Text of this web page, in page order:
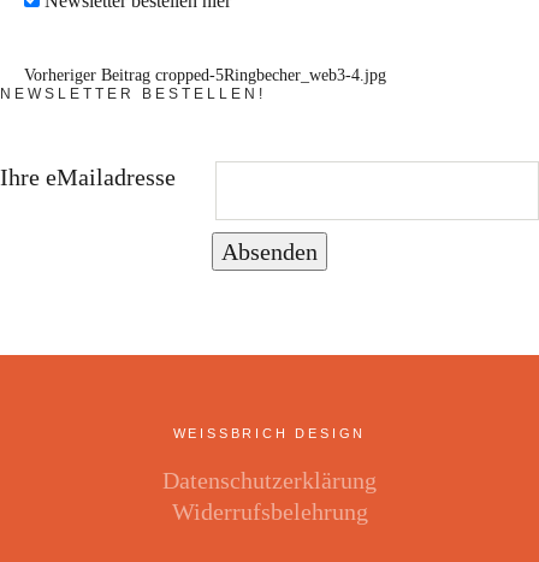
Vorheriger Beitrag cropped-5Ringbecher_web3-4.jpg
NEWSLETTER BESTELLEN!
Ihre eMailadresse
Absenden
WEISSBRICH DESIGN
Datenschutzerklärung
Widerrufsbelehrung